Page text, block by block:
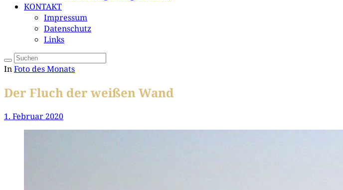
KONTAKT
Impressum
Datenschutz
Links
InFoto des Monats
Der Fluch der weißen Wand
1. Februar 2020